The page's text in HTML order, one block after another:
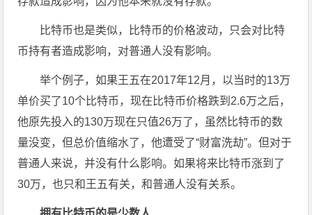
比特币也是类似，比特币的价格波动，只会对比特
币持有者造成影响，对普通人没有影响。
举个例子，如果王五在2017年12月，以当时的13万
单价买了10个比特币，现在比特币价格跌到2.6万之后，
他原先投入的130万现在只值26万了，虽然比特币的数
量没变，但总价值缩水了，他遭受了“财富洗劫”。但对于
普通人来说，并没有什么影响。如果将来比特币涨到了
30万，也只和王五有关，和普通人没有关系。